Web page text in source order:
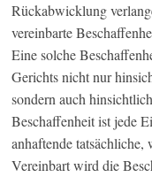
Rückabwicklung
vereinbarte
Eine solche
Gerichts nicht nur
sondern auch
Beschaffenheit ist jede
anhaftende
Vereinbart wird die